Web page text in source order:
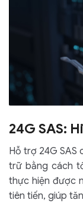
24G SAS:
Hỗ trợ 24G SAS
trữ bằng cách
thực hiện được
tiên tiến, giúp